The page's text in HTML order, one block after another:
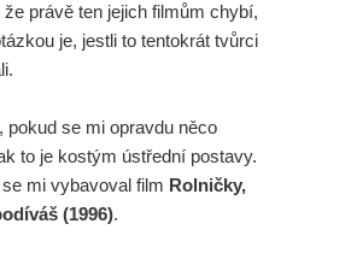
herečka z Iron Fista odmítla účast v
řadě
Spider-Mana odmítl dohled
Avengers. A opravdu se na place
právě ten jejich filmům chybí,
je, jestli to tentokrát tvůrci
pokud se mi opravdu něco
to je kostým ústřední postavy.
mi vybavoval film Rolničky,
(1996).